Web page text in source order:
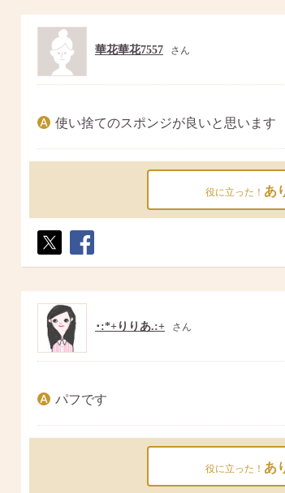
華花華花7557 さん
使い捨てのスポンジが良いと思います
役に立った！ あ
ト
ア
･:*+りりあ.:+ さん
パフです
役に立った！ あ